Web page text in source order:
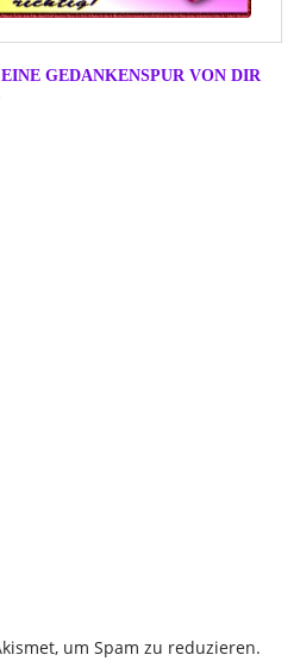
GEDANKENSPUR VON DIR
um Spam zu reduzieren.